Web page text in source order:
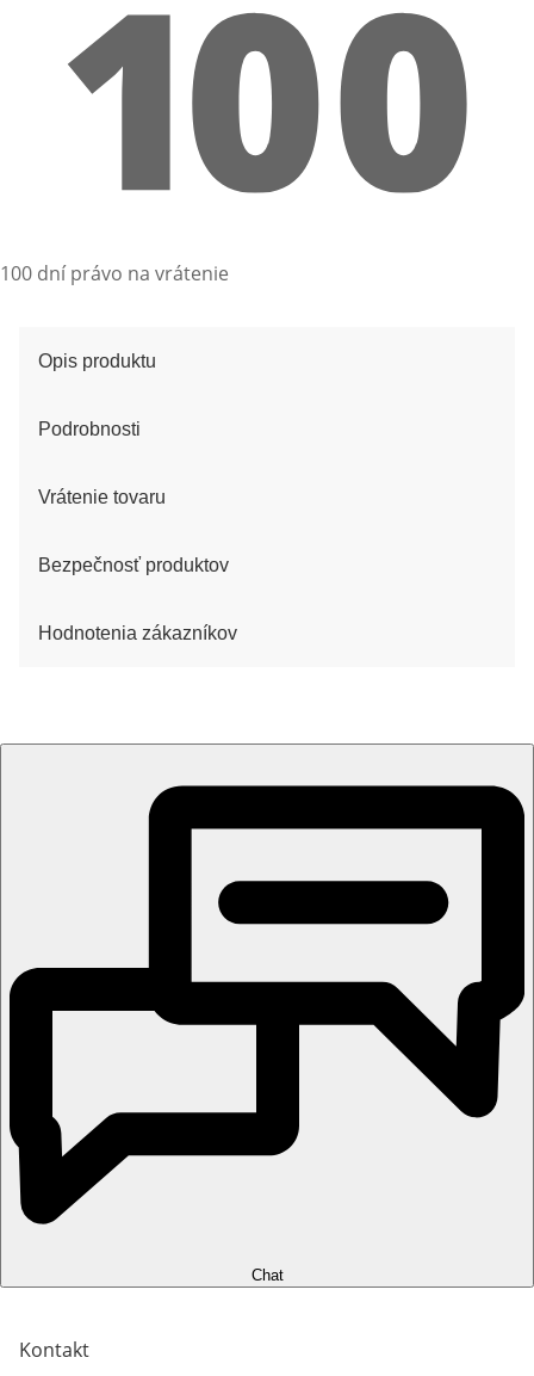
100 dní právo na vrátenie
Opis produktu
Podrobnosti
Vrátenie tovaru
Bezpečnosť produktov
Hodnotenia zákazníkov
Chat
Kontakt